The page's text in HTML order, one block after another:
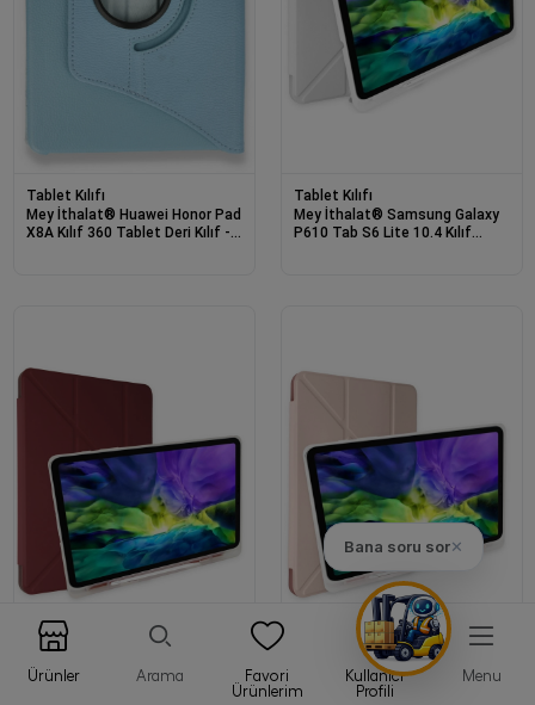
Bana soru sor✕
Ürünler Arama
Favori
Ürünlerim
Kullanıcı
Profili
Menu
Tablet Kılıfı
Mey İthalat® Huawei Honor Pad
X8A Kılıf 360 Tablet Deri Kılıf -
Tablet Kılıfı
Mey İthalat® Samsung Galaxy
P610 Tab S6 Lite 10.4 Kılıf
Tablet Kılıfı